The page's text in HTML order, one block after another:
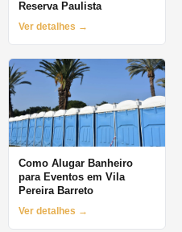
Reserva Paulista
Ver detalhes →
Como Alugar Banheiro
para Eventos em Vila
Pereira Barreto
Ver detalhes →